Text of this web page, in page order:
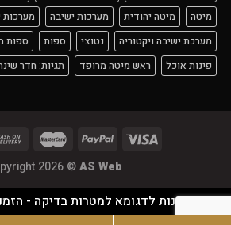
מיטה
מיטה יהודית מערכות ישיבה
מערכות
מערכת ישיבה ויקטוריה
נטוצי ספות ספות
פינות אוכל
ראש מיטה מרופד תגיות: חדר
2026 ©AS Web
זוהי חנות לדגומא למטרות בדיקה -